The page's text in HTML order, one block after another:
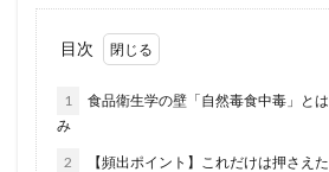
目次
1
食品衛生学の壁「自然毒食中毒」と
み
2 【頻出ポイント】これだけは押さえ